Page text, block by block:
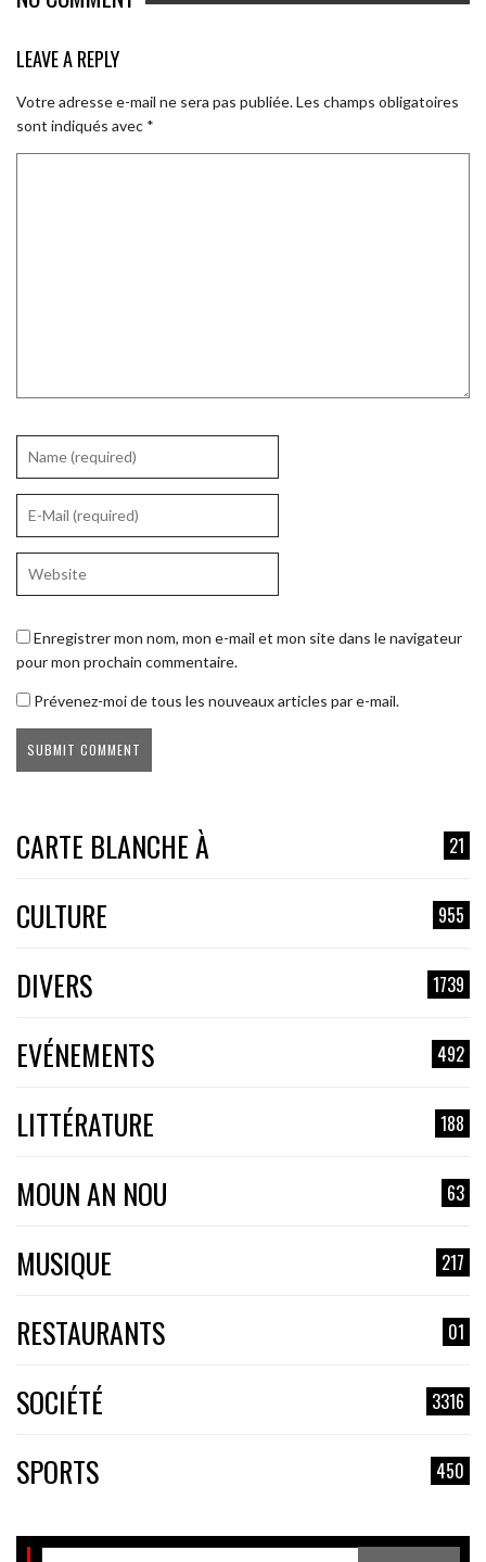
LEAVE A REPLY
Votre adresse e-mail ne sera pas publiée.Les champs obligatoires
sont indiqués avec *
Enregistrer mon nom, mon e-mail et mon site dans le navigateur
pour mon prochain commentaire.
Prévenez-moi de tous les nouveaux articles par e-mail.
CARTE BLANCHE À 21
CULTURE 955
DIVERS 1739
EVÉNEMENTS 492
LITTÉRATURE 188
MOUN AN NOU 63
MUSIQUE 217
RESTAURANTS 01
SOCIÉTÉ 3316
SPORTS 450